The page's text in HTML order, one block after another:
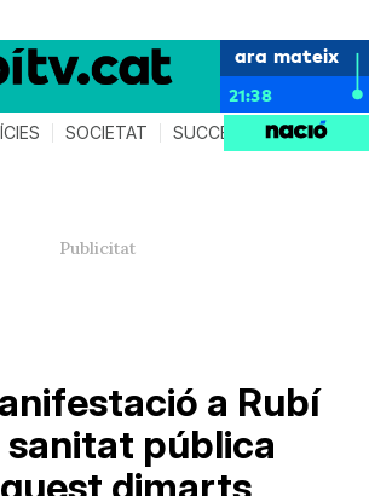
ara mateix
21:38
SOCIETAT SUCCESSOS
a Rubí
sanitat pública